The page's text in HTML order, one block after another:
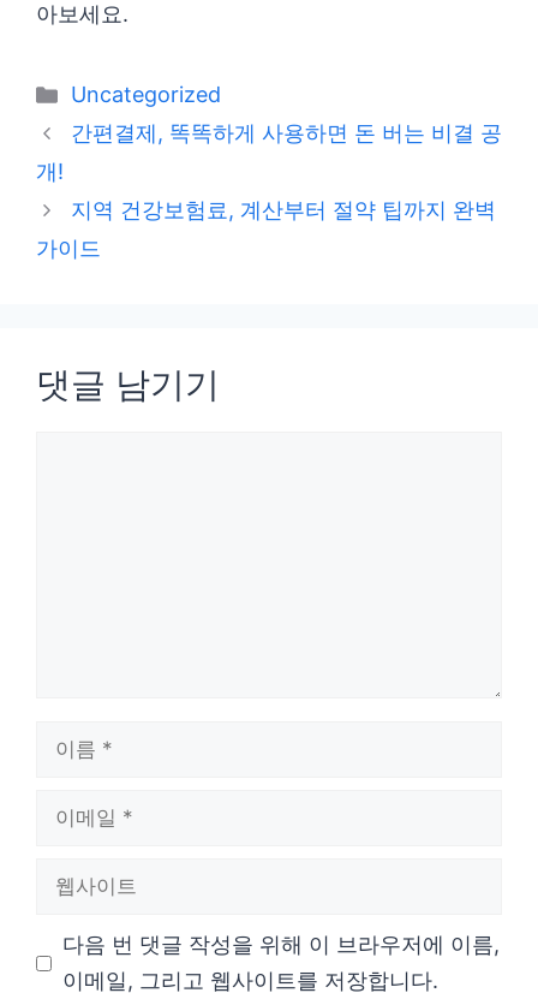
아보세요.
카
테
Uncategorized
간편결제, 똑똑하게 사용하면 돈 버는 비결 공
개!
지역 건강보험료, 계산부터 절약 팁까지 완벽
가이드
댓글 남기기
다음 번 댓글 작성을 위해 이 브라우저에 이름,
이메일, 그리고 웹사이트를 저장합니다.